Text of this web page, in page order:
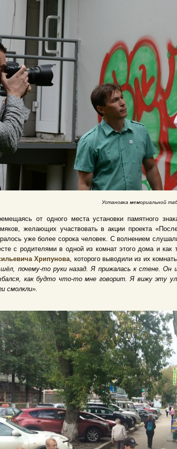
Установка мемориальной
от одного места установки памятного
желающих участвовать в акции проекта
уже более сорока человек. С волнением
с родителями в одной из комнат этого дома и как
Хрипунова, которого выводили из их
почему-то руки назад. Я прижалась к стене.
как будто что-то мне говорит. Я вижу эту
смолкли».